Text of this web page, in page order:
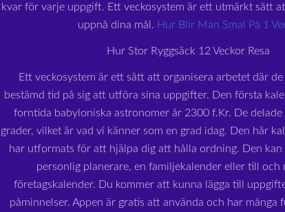
kvar för varje uppgift. Ett veckosystem är ett utmärkt sätt
uppnå dina mål. Hur Blir Man Smal På 1
Hur Stor Ryggsäck 12 Veckor Resa
Ett veckosystem är ett sätt att organisera arbetet där
bestämd tid på sig att utföra sina uppgifter. Den första
forntida babyloniska astronomer år 2300 f.Kr. De
grader, vilket är vad vi känner som en grad idag. Den här
har utformats för att hjälpa dig att hålla ordning. Den kan
personlig planerare, en familjekalender eller till och
företagskalender. Du kommer att kunna lägga till
påminnelser. Appen är gratis att använda och har många